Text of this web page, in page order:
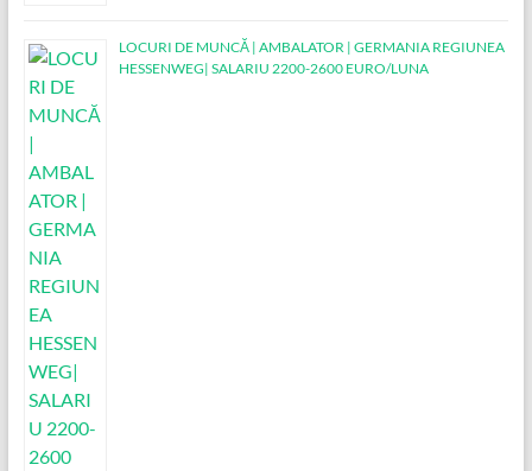
LOCURI DE MUNCĂ | AMBALATOR | GERMANIA REGIUNEA
HESSENWEG| SALARIU 2200-2600 EURO/LUNA